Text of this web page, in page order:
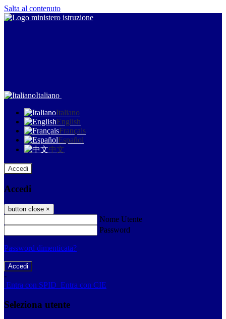
Salta al contenuto
Italiano
Italiano
English
Français
Español
中文
Accedi
Accedi
button close ×
Nome Utente
Password
Password dimenticata?
-
Entra con SPID Entra con CIE
Seleziona utente